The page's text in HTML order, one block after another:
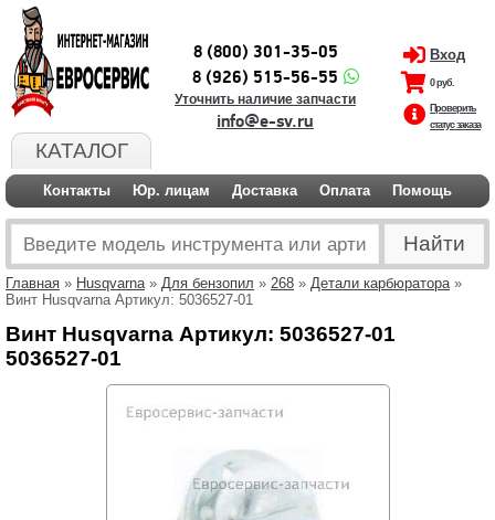
КАТАЛОГ
8 (800) 301-35-05
8 (926) 515-56-55
Уточнить наличие запчасти
info@e-sv.ru
Вход
0 руб.
Проверить
статус заказа
Контакты Юр. лицам Доставка Оплата Помощь
Главная » Husqvarna» Для бензопил » 268 » Детали карбюратора»
Винт Husqvarna Артикул: 5036527-01
Винт Husqvarna Артикул: 5036527-01
5036527-01